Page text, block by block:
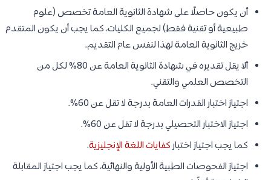
أن يكون حاصلًا على شهادة الثانوية العامة تخصص (علوم
طبيعية أو تقنية فقط) لجميع الكليات، كما يجب أن يكون المتقدم
خريج الثانوية العامة لهذا لنفس عام التقديم.
ألا يقل تقديره في شهادة الثانوية العامة عن 80% لكل من
التخصص العلمي والتقني.
اجتياز اختبار القدرات العامة بدرجة لا تقل عن 60%.
اجتياز الاختبار التحصيلي بدرجة لا تقل عن 60%.
كما يجب اجتياز اختباركفايات اللغة الإنجليزية.
اجتياز الفحوصات الطبية الأولية والنهائية، كما يجب اجتياز المقابلة